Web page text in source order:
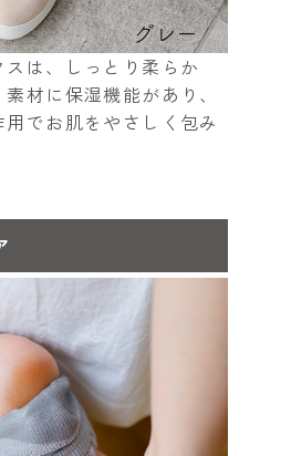
は、しっとり柔らか
材に保湿機能があり、
でお肌をやさしく包み